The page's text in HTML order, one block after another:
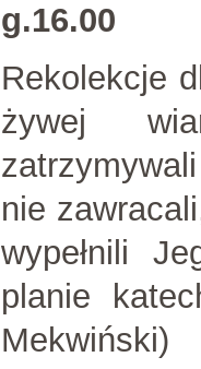
g.16.00
Rekolekcje
żywej
nie
wypełnili
planie
Mekwiński)